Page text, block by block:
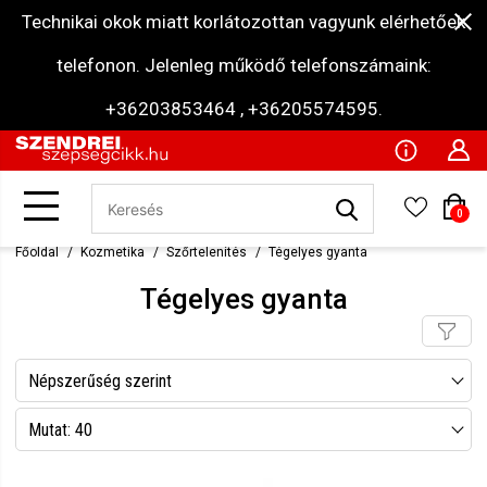
Technikai okok miatt korlátozottan vagyunk elérhetőek
telefonon. Jelenleg működő telefonszámaink:
+36203853464 , +36205574595.
0
Főoldal Kozmetika Szőrtelenítés Tégelyes gyanta
Tégelyes gyanta
Népszerűség szerint
Név szerint csökkenő
Mutat: 40